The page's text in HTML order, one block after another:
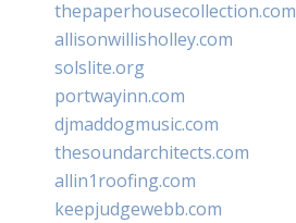
thepaperhousecollection.com
allisonwillisholley.com
solslite.org
portwayinn.com
djmaddogmusic.com
thesoundarchitects.com
allin1roofing.com
keepjudgewebb.com